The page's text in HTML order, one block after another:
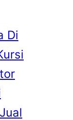
Di
Jual